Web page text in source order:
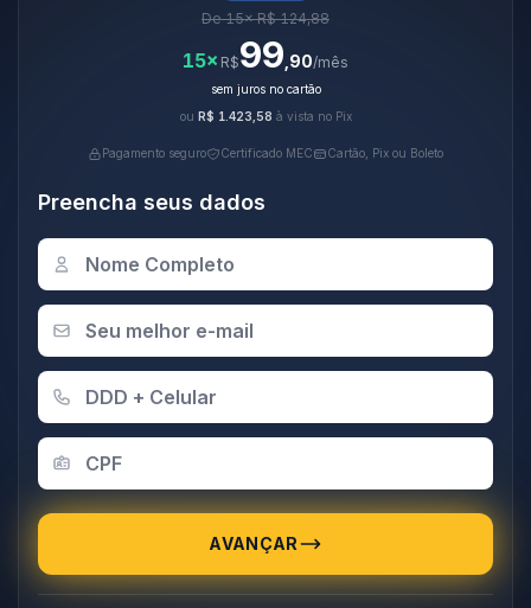
De 15× R$ 124,88
15× R$99 ,90/mês
sem juros no cartão
ou R$ 1.423,58 à vista no Pix
Pagamento seguro Certificado MEC Cartão, Pix ou Boleto
Preencha seus dados
AVANÇAR